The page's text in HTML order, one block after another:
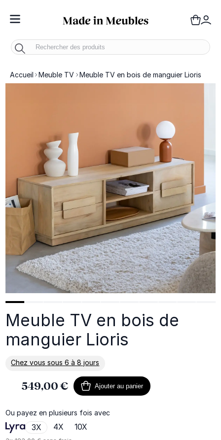
Toggle Nav
Accueil Meuble TV Meuble TV en bois de manguier Lioris
Meuble TV en bois de
manguier Lioris
Chez vous sous 6 à 8 jours
En savoir plus sur la livraison
549,00 € Ajouter au panier
Ou payez en plusieurs fois avec
3X 4X 10X